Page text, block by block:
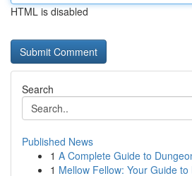
HTML is disabled
Search
Published News
1 A Complete Guide to
1 Mellow Fellow: Your Guide